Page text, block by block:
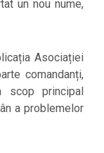
un nou nume,
Asociației
comandanți,
scop principal
a problemelor